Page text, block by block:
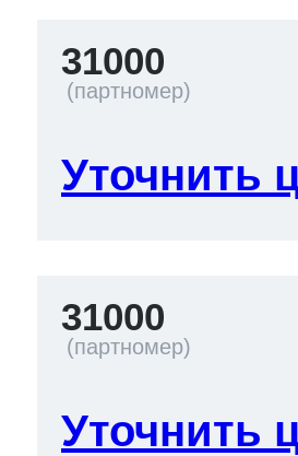
31000
Уточнить
31000
Уточнить